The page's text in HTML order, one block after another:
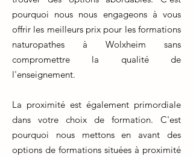
pourquoi nous nous engageons à vous
offrir les meilleurs prix pour les formations
naturopathes à Wolxheim sans
compromettre la qualité de
l'enseignement.
La proximité est également primordiale
dans votre choix de formation. C'est
pourquoi nous mettons en avant des
options de formations situées à proximité